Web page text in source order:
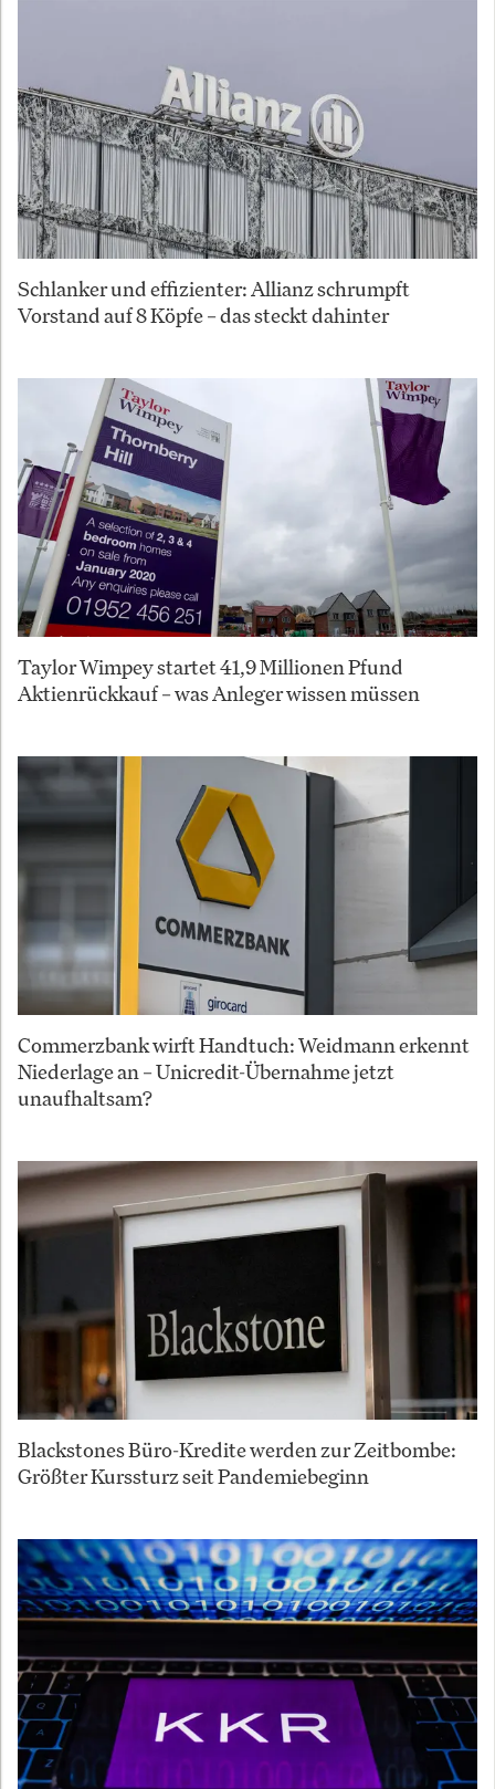
Schlanker und effizienter: Allianz schrumpft
Vorstand auf 8 Köpfe – das steckt dahinter
Taylor Wimpey startet 41,9 Millionen Pfund
Aktienrückkauf – was Anleger wissen müssen
Commerzbank wirft Handtuch: Weidmann erkennt
Niederlage an – Unicredit-Übernahme jetzt
unaufhaltsam?
Blackstones Büro-Kredite werden zur Zeitbombe:
Größter Kurssturz seit Pandemiebeginn